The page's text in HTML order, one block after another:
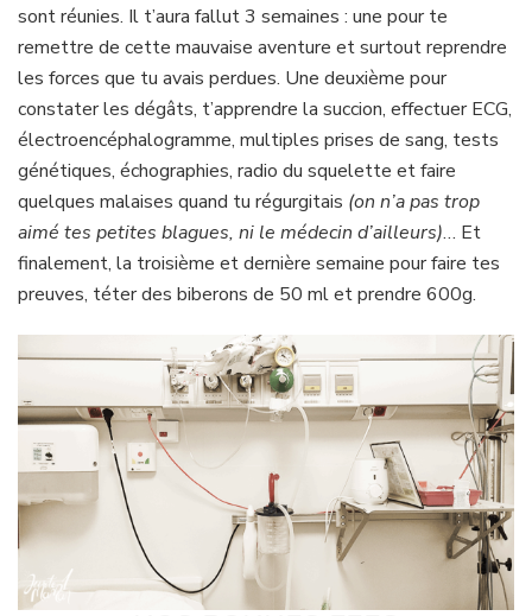
sont réunies. Il t’aura fallut 3 semaines : une pour te
remettre de cette mauvaise aventure et surtout reprendre
les forces que tu avais perdues. Une deuxième pour
constater les dégâts, t’apprendre la succion, effectuer ECG,
électroencéphalogramme, multiples prises de sang, tests
génétiques, échographies, radio du squelette et faire
quelques malaises quand tu régurgitais (on n’a pas trop
aimé tes petites blagues, ni le médecin d’ailleurs)… Et
finalement, la troisième et dernière semaine pour faire tes
preuves, téter des biberons de 50 ml et prendre 600g.